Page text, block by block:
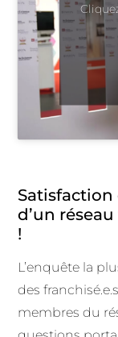
Satisfaction
d’un
!
L’enquête la
des
membres du